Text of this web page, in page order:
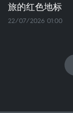
旅的红色地标
22/07/2026 01:00